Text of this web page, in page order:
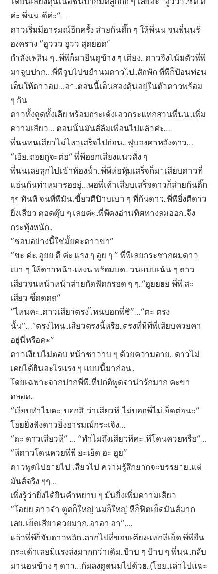
ค่ะ พี่นน..ดีค่ะ”…
ดาวเริ่มมีอารมณ์อีกครั้ง ส่ายก้นดิ๊ก ๆ ให้พี่นน จนพี่นนร้
องคราง “อูววว อูวว สุดยอด”
กำลังเพลิน ๆ ..พี่พีก็มายืนดูข้าง ๆ เตียง.. ดาวจึงโน้มตัวพี่พี
มาจูบปาก…พี่พีจูบไปขยำนมดาวไป..สักพัก พี่พีก็ป้อนท่อน
เอ็นให้ดาวอม…อา..ตอนนี้เอ็นสองดุ้นอยู่ในตัวดาวพร้อม
ๆ กัน
ดาวทั้งดูดทั้งเลีย พร้อมกระเด้งเอวกระแทกสวนพี่นน..เพิ่ม
ความเสียว… ตอนนั้นมันส์ลืมเพื่อนไปแล้วค่ะ….
พี่นนทนเสียวไม่ไหวเสร็จไปก่อน.. ฟุบลงคาหลังดาว…
“เฮ้ย..ถอยกูจะต่อ” พี่พีออกเสียงแนวสั่ง ๆ
พี่นนเลยลุกไปเข้าห้องน้ำ..พี่พีห่อหุ้มเสร็จก็มาเสียบดาวที่
แอ่นก้นท่าหมารออยู่…พอพี่เค้าเสียบเสร็จดาวก็ส่ายก้นดิ๊ก
ๆๆ ทันที จนพี่พีมันเขี้ยวตีป๊าบเบา ๆ ที่ก้นดาว..พี่พียิ่งตีดาว
ยิ่งเสียว ตอดตุ๊บ ๆ เลยค่ะ..พี่พีคงอ่านทิศทางลมออก..จึง
กระทุ้งหนัก..
“ชอบอย่างนี้ใช่มั้ยคะดาวขา”
“ขะ ค่ะ..อูยย ดี ค่ะ แรง ๆ อูย ๆ ” พี่พีเลยกระชากผมดาว
เบา ๆ ให้ดาวหน้าแหงน พร้อมบด.. วนแบบเน้น ๆ ดาว
เสียวจนหน้าหน้าส่ายกัดฟัดกรอด ๆ ๆ..”อูยยยย พี่พี สะ
เสียว ซี้ดดดด”
“ไหนคะ..ดาวเสียวตรงไหนบอกพี่ซิ”…”ตะ ตรง
นั้น”…”ตรงไหน..เสียวตรงนี้หรือ..ตรงที่หีที่พี่เสียบควยคา
อยู่นี่หรือคะ”
ดาวเงียบไม่ตอบ หน้าชาวาบ ๆ ด้วยความอาย.. ดาวไม่
เคยได้ยินอะไรแรง ๆ แบบนี้มาก่อน..
โดยเฉพาะจากปากพี่พี..ที่ปกติพูดจาน่ารักมาก คะขา
ตลอด..
“เงียบทำไมคะ..บอกสิ..ว่าเสียวหี..ไม่บอกพี่ไม่เย็ดต่อนะ”
โอยยิ่งฟังดาวยิ่งอารมณ์กระเจิง…
“ดะ ดาวเสียวหี” … “ทำไมถึงเสียวหีคะ..หีโดนควยหรือ”…
“หีดาวโดนควยพี่พี ยะเย็ด อะ อูย”
ดาวพูดไปอายไป เสียวไป ความรู้สึกยากจะบรรยาย..แต่
มันส์จริง ๆๆ…
เพิ่งรู้ว่ายิ่งได้ยินคำหยาบ ๆ มันยิ่งเพิ่มความเสียว
“โอยย ดาวจ๋า ตูดก็ใหญ่ นมก็ใหญ่ หีก็ฟิตเย็ดมันส์มาก
เลย..เย็ดเสียวควยมาก..อาอา อา”….
แล้วพี่พีก็จับดาวพลิก..ลากไปที่ขอบเตียงแหกหีเย็ด พี่พียืน
กระเด้าเลยมีแรงส่งมากกว่าเดิม..ป้าบ ๆ ป้าบ ๆ พี่นน..กลับ
มานอนข้าง ๆ ดาว…ก้มลงดูดนมไปด้วย..(โอย..เล่าไปแฉะ